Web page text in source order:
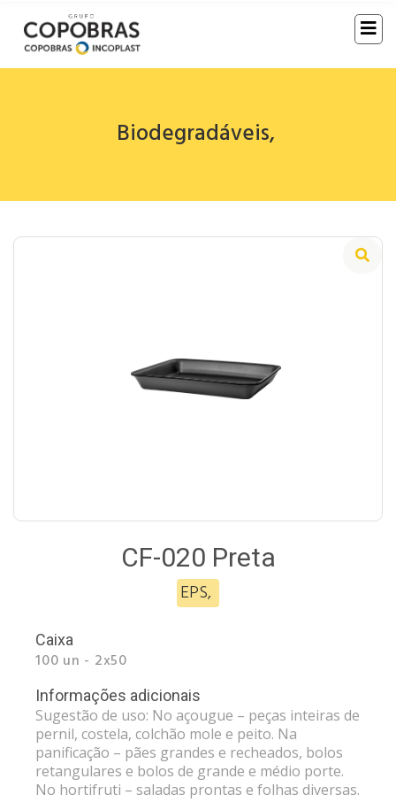
Biodegradáveis,
CF-020 Preta
EPS,
Caixa
100 un - 2x50
Informações adicionais
Sugestão de uso: No açougue – peças inteiras de
pernil, costela, colchão mole e peito. Na
panificação – pães grandes e recheados, bolos
retangulares e bolos de grande e médio porte.
No hortifruti – saladas prontas e folhas diversas.